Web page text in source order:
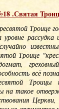
.Святая
Троице
Троице
греховный
всё
Троицы
на такое